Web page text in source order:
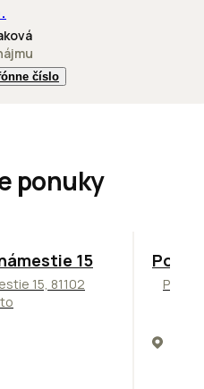
číslo
ponuky
15
15, 81102